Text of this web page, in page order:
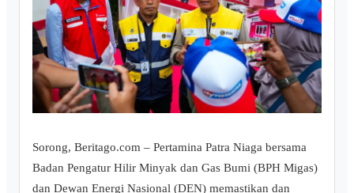
Sorong, Beritago.com – Pertamina Patra Niaga bersama
Badan Pengatur Hilir Minyak dan Gas Bumi (BPH Migas)
dan Dewan Energi Nasional (DEN) memastikan dan